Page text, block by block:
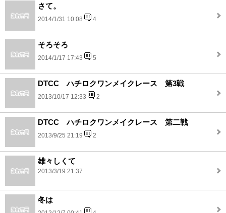
さて。
2014/1/31 10:08 4
そろそろ
2014/1/17 17:43 5
DTCC ハチロクワンメイクレース 第3戦
2013/10/17 12:33 2
DTCC ハチロクワンメイクレース 第二戦
2013/9/25 21:19 2
雄々しくて
2013/3/19 21:37
冬は